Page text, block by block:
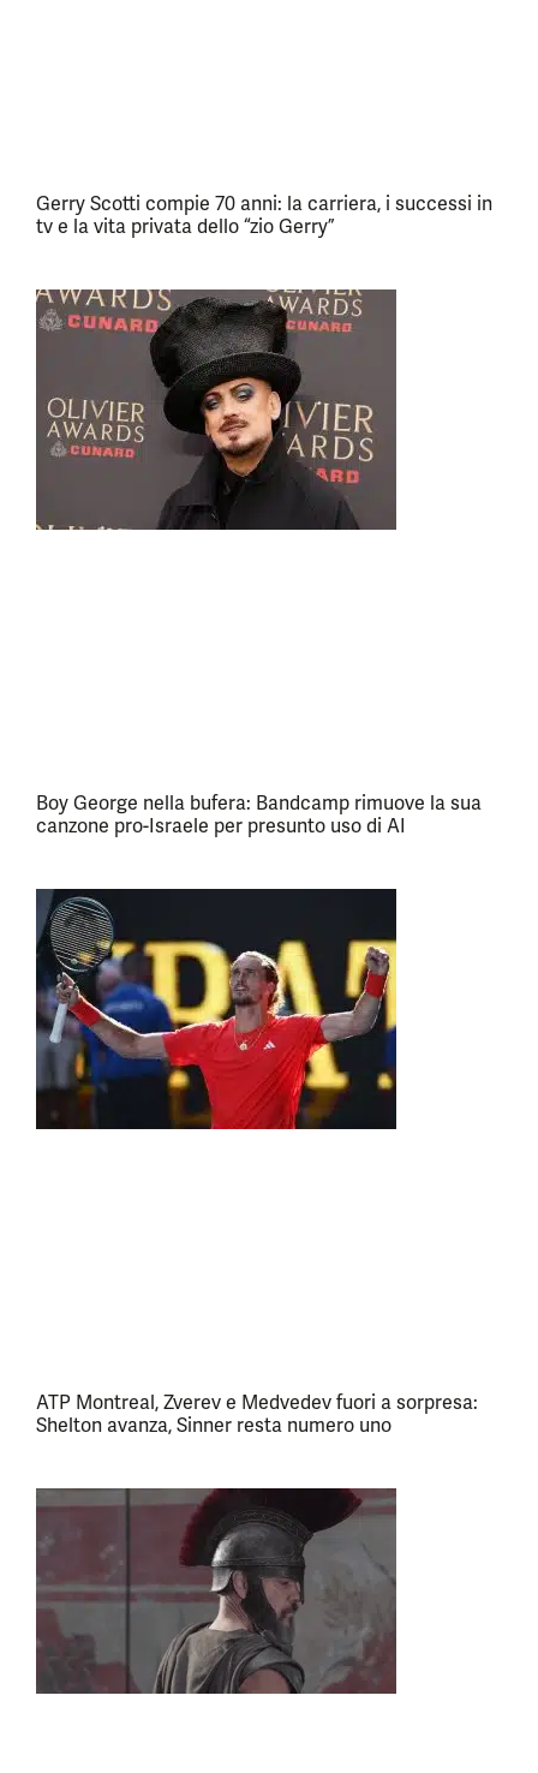
Gerry Scotti compie 70 anni: la carriera, i successi in
tv e la vita privata dello “zio Gerry”
Boy George nella bufera: Bandcamp rimuove la sua
canzone pro-Israele per presunto uso di AI
ATP Montreal, Zverev e Medvedev fuori a sorpresa:
Shelton avanza, Sinner resta numero uno